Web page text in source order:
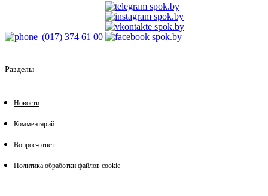
(017) 374 61 00
Разделы
Новости
Комментарий
Вопрос-ответ
Политика обработки файлов cookie